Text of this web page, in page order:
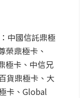
：中國信託鼎極
榮鼎極卡、
極卡、中信兄
貨鼎極卡、大
卡、Global